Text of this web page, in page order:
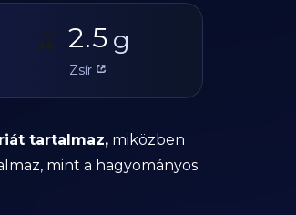
🫒 2.5 g
Zsír
tartalmaz, miközben
mint a hagyományos